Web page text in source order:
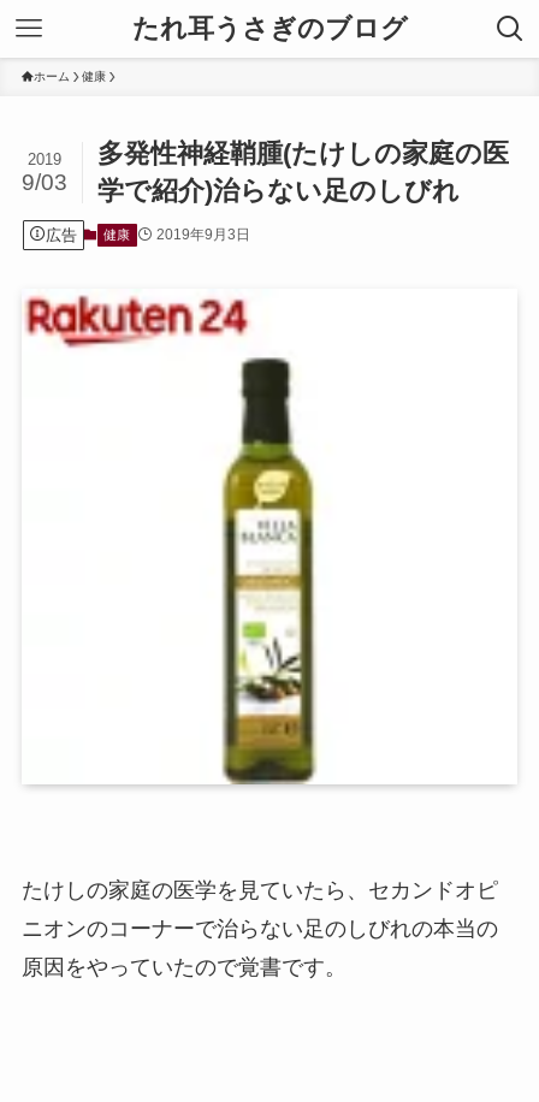
たれ耳うさぎのブログ
ホーム 健康
多発性神経鞘腫(たけしの家庭の医
学で紹介)治らない足のしびれ
2019
9/03
広告 健康 2019年9月3日
たけしの家庭の医学を見ていたら、セカンドオピ
ニオンのコーナーで治らない足のしびれの本当の
原因をやっていたので覚書です。